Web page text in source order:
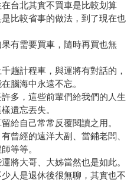
台北其實不買車是比較划算
比較省事的做法，到了現在也
有需要買車，隨時再買也無
趟計程車，與運將有對話的，
腦海中永遠不忘。
多，這些前輩們給我們的人生
遺忘丟失。
給自己常常反覆閱讀之用。
曾經的遠洋大副、當鋪老闆、
等等。
將大哥、大姊當然也是如此。
人是退休後很無聊，其實也不